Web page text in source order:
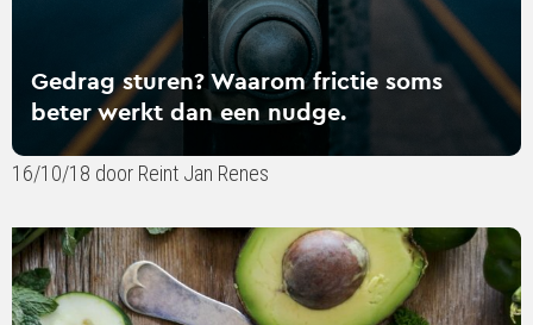
Gedrag sturen? Waarom frictie soms
beter werkt dan een nudge.
16/10/18 door Reint Jan Renes
Lees
verder
over